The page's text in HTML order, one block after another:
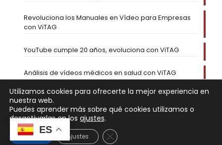
Revoluciona los Manuales en Vídeo para Empresas
con ViTAG
YouTube cumple 20 años, evoluciona con ViTAG
Análisis de vídeos médicos en salud con ViTAG
ES
Utilizamos cookies para ofrecerte la mejor experiencia en
nuestra web.
Puedes aprender más sobre qué cookies utilizamos o
desactivarlas en los ajustes.
Aceptar Ajustes Cerrar el banner de cookies